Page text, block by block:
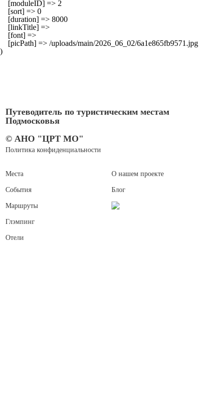
    [moduleID] => 2
    [sort] => 0
    [duration] => 8000
    [linkTitle] =>
    [font] =>
    [picPath] => /uploads/main/2026_06_02/6a1e865fb9571.jpg
Путеводитель по туристическим местам
Подмосковья
© АНО "ЦРТ МО"
Политика конфиденциальности
Места
События
Маршруты
Глэмпинг
Отели
О нашем проекте
Блог